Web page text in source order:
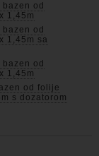
od
1,45m
od
1,45m sa
od
1,45m
od folije
s dozatorom